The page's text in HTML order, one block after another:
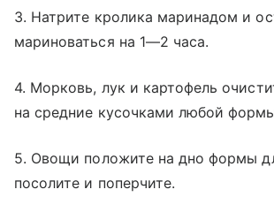
3. Натрите кролика маринадом и
мариноваться на 1—2 часа.
4. Морковь, лук и картофель
на средние кусочками любой
5. Овощи положите на дно формы
посолите и поперчите.